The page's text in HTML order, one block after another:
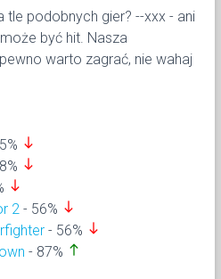
tle podobnych gier? --xxx - ani
być hit. Nasza
warto zagrać, nie wahaj
south
south
south
2 - 56% south
- 56% south
- 87% north